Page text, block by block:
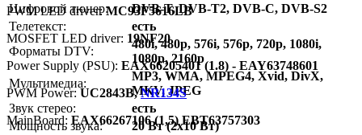
Цифровой тюнер:
DVB-T, DVB-T2, DVB-C, DVB-S2
Телетекст:
есть
Форматы DTV:
480i, 480p, 576i, 576p, 720p, 1080i,
1080p, 2160p
Мультимедиа:
MP3, WMA, MPEG4, Xvid, DivX,
MKV, JPEG
Звук стерео:
есть
Мощность звука:
20 Вт (2x10 Вт)
PWM LED driver:MC93F5616LB
MOSFET LED driver: 19NF20
Power Supply (PSU): EAX66205401 (1.8) - EAY63748601
PWM Power: UC2843B,NR134S
MainBoard: EAX66267106 (1,5) EBT63757303